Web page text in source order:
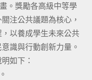
。獎勵各高級中等學
注公共議題為核心，
以養成學生未來公共
識與行動創新力量。
如下：